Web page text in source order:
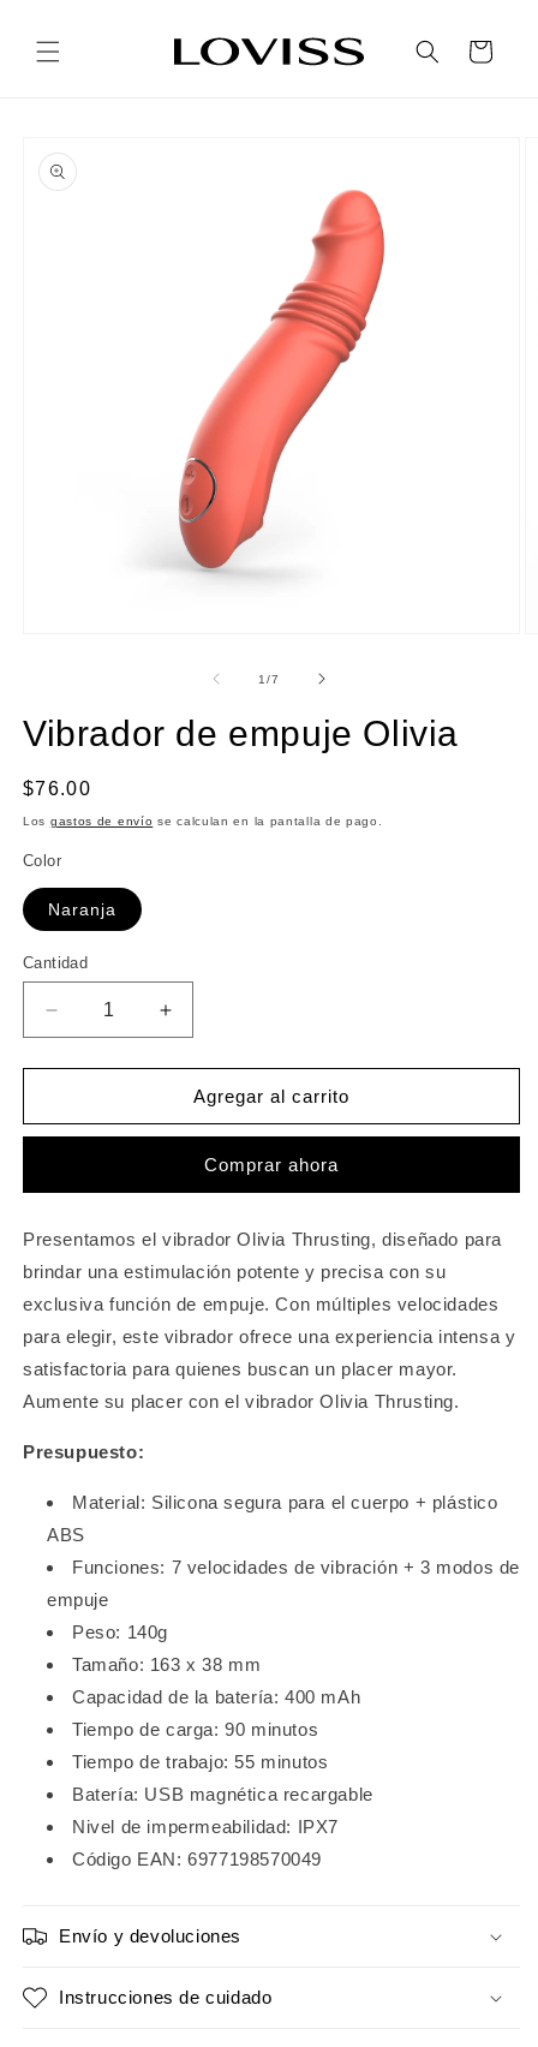
al contenido
Carrito
a la
información
una
ventana
1/de
7
Vibrador de empuje Olivia
Precio
habitual
$76.00
Los gastos de envío se calculan en la pantalla de pago.
Color
Naranja
Cantidad
Cantidad
Reducir
cantidad
para
de
Aumentar
cantidad
para
Vibrador
de
Olivia
Agregar al carrito
Comprar ahora
Presentamos el vibrador Olivia Thrusting, diseñado para
brindar una estimulación potente y precisa con su
exclusiva función de empuje. Con múltiples velocidades
para elegir, este vibrador ofrece una experiencia intensa y
satisfactoria para quienes buscan un placer mayor.
Aumente su placer con el vibrador Olivia Thrusting.
Presupuesto:
Material: Silicona segura para el cuerpo + plástico
ABS
Funciones: 7 velocidades de vibración + 3 modos de
empuje
Peso: 140g
Tamaño: 163 x 38 mm
Capacidad de la batería: 400 mAh
Tiempo de carga: 90 minutos
Tiempo de trabajo: 55 minutos
Batería: USB magnética recargable
Nivel de impermeabilidad: IPX7
Código EAN:6977198570049
Envío y devoluciones
Instrucciones de cuidado